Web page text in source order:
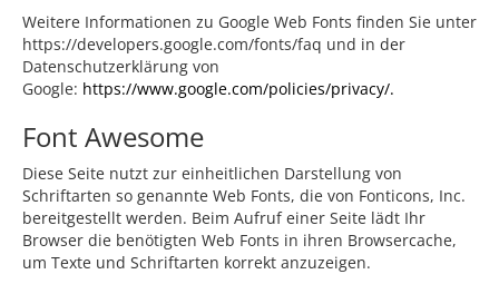
Weitere Informationen zu Google Web Fonts finden Sie unter
https://developers.google.com/fonts/faq und in der
Datenschutzerklärung von
Google: https://www.google.com/policies/privacy/.
Font Awesome
Diese Seite nutzt zur einheitlichen Darstellung von
Schriftarten so genannte Web Fonts, die von Fonticons, Inc.
bereitgestellt werden. Beim Aufruf einer Seite lädt Ihr
Browser die benötigten Web Fonts in ihren Browsercache,
um Texte und Schriftarten korrekt anzuzeigen.